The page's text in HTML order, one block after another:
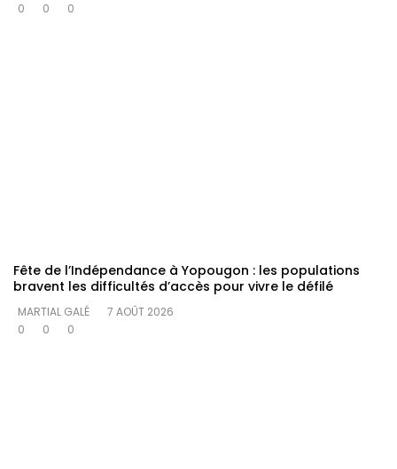
0
0 0
Fête de l’Indépendance à Yopougon : les populations
bravent les difficultés d’accès pour vivre le défilé
MARTIAL GALÉ
7 AOÛT 2026
0
0 0